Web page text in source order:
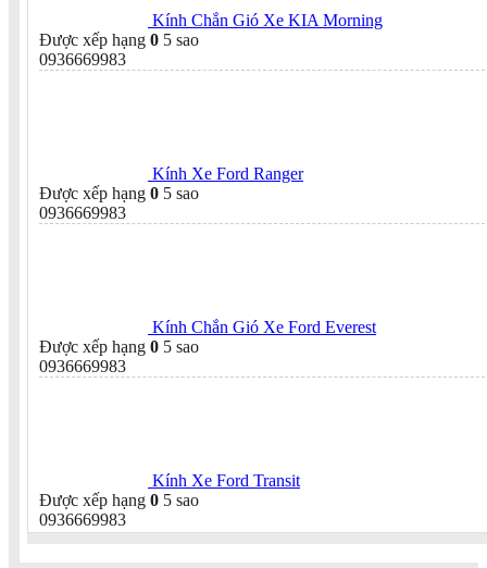
Kính Chắn Gió Xe KIA Morning
Được xếp hạng 0 5 sao
0936669983
Kính Xe Ford Ranger
Được xếp hạng 0 5 sao
0936669983
Kính Chắn Gió Xe Ford Everest
Được xếp hạng 0 5 sao
0936669983
Kính Xe Ford Transit
Được xếp hạng 0 5 sao
0936669983